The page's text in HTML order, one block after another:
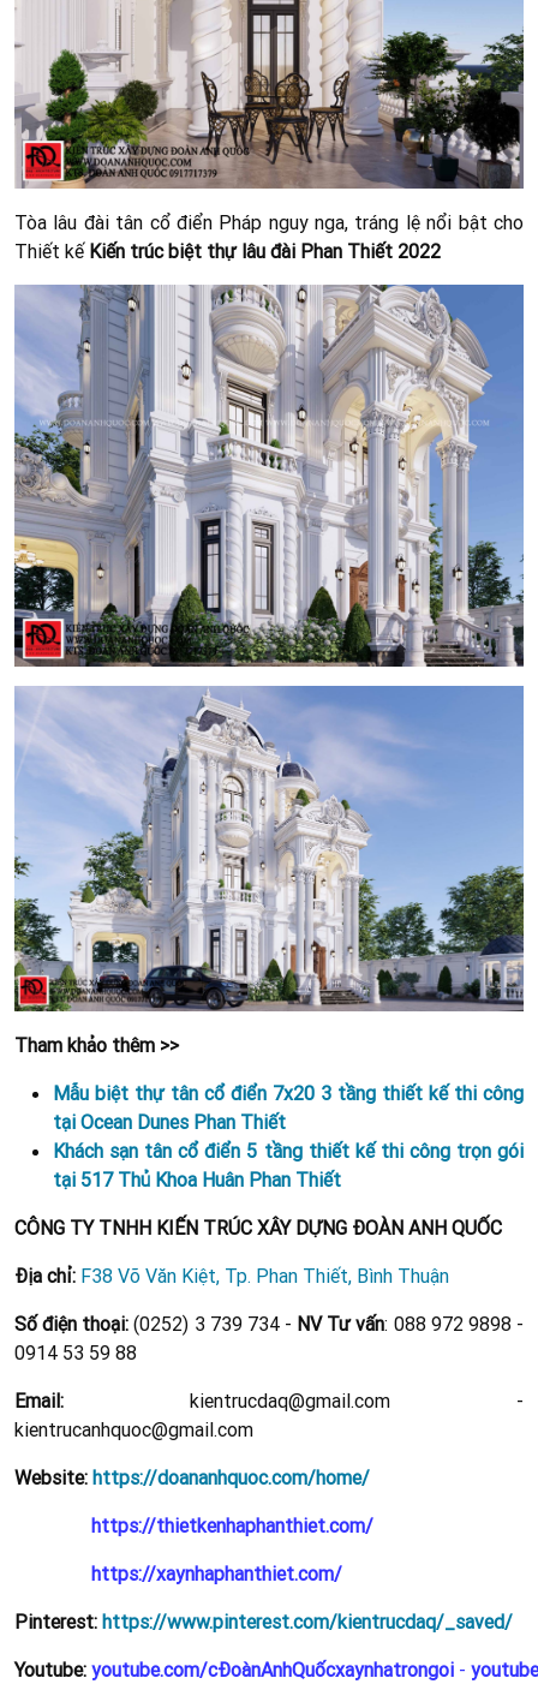
Tòa lâu đài tân cổ điển Pháp nguy nga, tráng lệ nổi bật cho
Thiết kế Kiến trúc biệt thự lâu đài Phan Thiết 2022
Tham khảo thêm >>
Mẫu biệt thự tân cổ điển 7x20 3 tầng thiết kế thi công
tại Ocean Dunes Phan Thiết
Khách sạn tân cổ điển 5 tầng thiết kế thi công trọn gói
tại 517 Thủ Khoa Huân Phan Thiết
CÔNG TY TNHH KIẾN TRÚC XÂY DỰNG ĐOÀN ANH QUỐC
Địa chỉ: F38 Võ Văn Kiệt, Tp. Phan Thiết, Bình Thuận
Số điện thoại: (0252) 3 739 734 - NV Tư vấn: 088 972 9898 -
0914 53 59 88
Email: kientrucdaq@gmail.com -
kientrucanhquoc@gmail.com
Website: https://doananhquoc.com/home/
https://thietkenhaphanthiet.com/
https://xaynhaphanthiet.com/
Pinterest: https://www.pinterest.com/kientrucdaq/_saved/
Youtube: youtube.com/cĐoànAnhQuốcxaynhatrongoi -